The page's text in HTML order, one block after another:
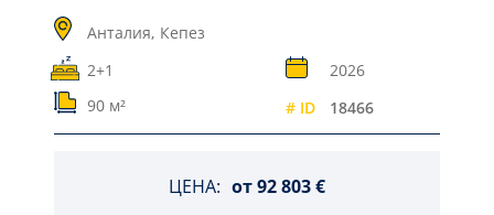
Анталия, Кепез
2+1
2026
90 м²
# ID 18466
ЦЕНА: от92 803 €